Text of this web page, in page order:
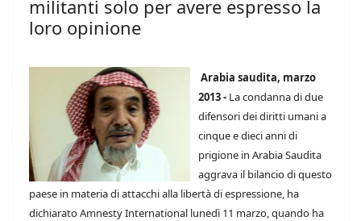
militanti solo per avere espresso la
loro opinione
Arabia saudita, marzo
2013 - La condanna di due
difensori dei diritti umani a
cinque e dieci anni di
prigione in Arabia Saudita
aggrava il bilancio di questo
paese in materia di attacchi alla libertà di espressione, ha
dichiarato Amnesty International lunedì 11 marzo, quando ha